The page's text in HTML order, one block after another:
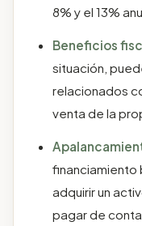
8% y el 13%
Beneficios
situación,
relacionados
venta de la
financiamiento
adquirir un
pagar de